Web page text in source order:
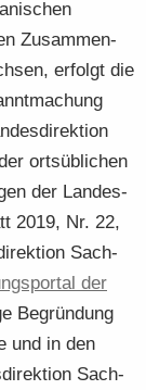
Zu­sam­men­
er­folgt die
orts­üb­li­chen
der Lan­des­
2019, Nr. 22,
Sach­
der
Be­grün­dung
und in den
Sach­